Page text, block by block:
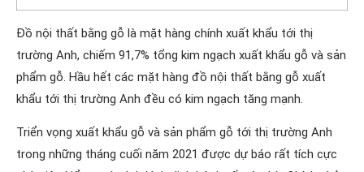
Đồ nội thất bằng gỗ là mặt hàng chính xuất khẩu tới thị
trường Anh, chiếm 91,7% tổng kim ngạch xuất khẩu gỗ và sản
phẩm gỗ. Hầu hết các mặt hàng đồ nội thất bằng gỗ xuất
khẩu tới thị trường Anh đều có kim ngạch tăng mạnh.
Triển vọng xuất khẩu gỗ và sản phẩm gỗ tới thị trường Anh
trong những tháng cuối năm 2021 được dự báo rất tích cực